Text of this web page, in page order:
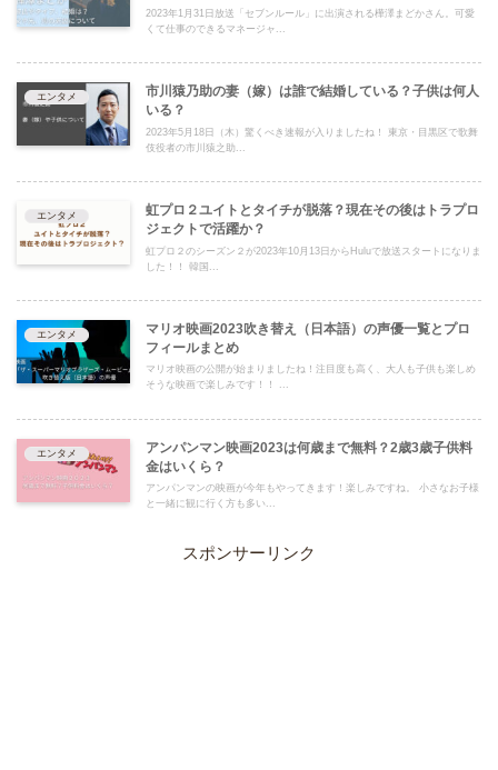
2023年1月31日放送「セブンルール」に出演される樺澤まどかさん。可愛
くて仕事のできるマネージャ...
エンタメ
市川猿乃助の妻（嫁）は誰で結婚している？子供は何人
いる？
2023年5月18日（木）驚くべき速報が入りましたね！ 東京・目黒区で歌舞
伎役者の市川猿之助...
エンタメ
虹プロ２ユイトとタイチが脱落？現在その後はトラプロ
ジェクトで活躍か？
虹プロ２のシーズン２が2023年10月13日からHuluで放送スタートになりま
した！！ 韓国...
エンタメ
マリオ映画2023吹き替え（日本語）の声優一覧とプロ
フィールまとめ
マリオ映画の公開が始まりましたね！注目度も高く、大人も子供も楽しめ
そうな映画で楽しみです！！ ...
エンタメ
アンパンマン映画2023は何歳まで無料？2歳3歳子供料
金はいくら？
アンパンマンの映画が今年もやってきます！楽しみですね。 小さなお子様
と一緒に観に行く方も多い...
スポンサーリンク